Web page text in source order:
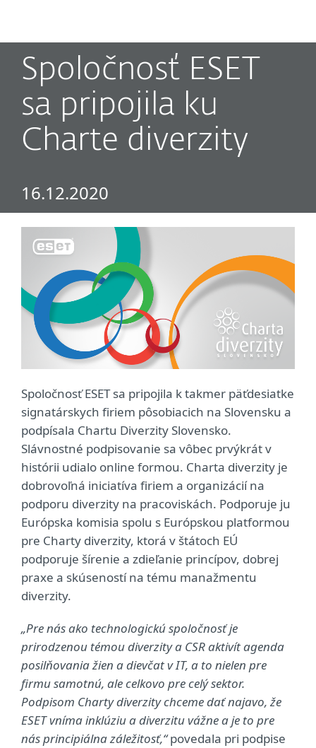
Spoločnosť ESET
sa pripojila ku
Charte diverzity
16.12.2020
Spoločnosť ESET sa pripojila k takmer päťdesiatke
signatárskych firiem pôsobiacich na Slovensku a
podpísala Chartu Diverzity Slovensko.
Slávnostné podpisovanie sa vôbec prvýkrát v
histórii udialo online formou. Charta diverzity je
dobrovoľná iniciatíva firiem a organizácií na
podporu diverzity na pracoviskách. Podporuje ju
Európska komisia spolu s Európskou platformou
pre Charty diverzity, ktorá v štátoch EÚ
podporuje šírenie a zdieľanie princípov, dobrej
praxe a skúseností na tému manažmentu
diverzity.
„Pre nás ako technologickú spoločnosť je
prirodzenou témou diverzity a CSR aktivít agenda
posilňovania žien a dievčat v IT, a to nielen pre
firmu samotnú, ale celkovo pre celý sektor.
Podpisom Charty diverzity chceme dať najavo, že
ESET vníma inklúziu a diverzitu vážne a je to pre
nás principiálna záležitosť,“povedala pri podpise